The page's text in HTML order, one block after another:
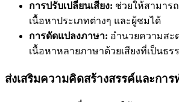
การปรับเปลี่ยนเสียง: ช่วยให้สามาร
เนื้อหาประเภทต่างๆ และผู้ชมได้
การดัดแปลงภาษา: อำนวยความสะ
เนื้อหาหลายภาษาด้วยเสียงที่เป็นธร
ส่งเสริมความคิดสร้างสรรค์และกา